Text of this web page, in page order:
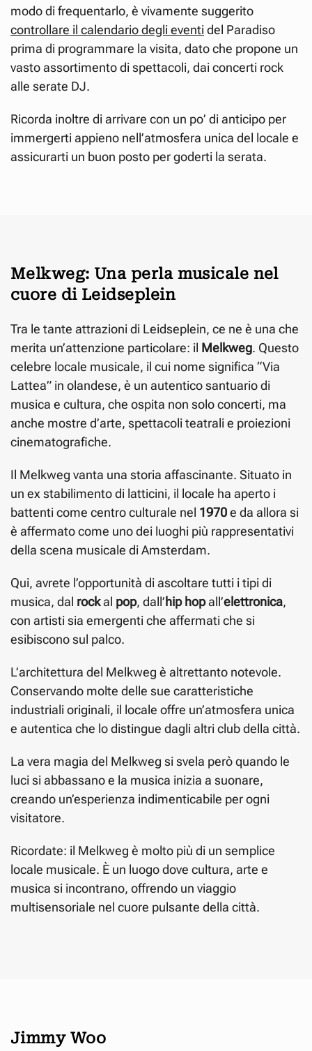
modo di frequentarlo, è vivamente suggerito
controllare il calendario degli eventi del Paradiso
prima di programmare la visita, dato che propone un
vasto assortimento di spettacoli, dai concerti rock
alle serate DJ.
Ricorda inoltre di arrivare con un po’ di anticipo per
immergerti appieno nell’atmosfera unica del locale e
assicurarti un buon posto per goderti la serata.
Melkweg: Una perla musicale nel
cuore di Leidseplein
Tra le tante attrazioni di Leidseplein, ce ne è una che
merita un’attenzione particolare: il Melkweg. Questo
celebre locale musicale, il cui nome significa “Via
Lattea” in olandese, è un autentico santuario di
musica e cultura, che ospita non solo concerti, ma
anche mostre d’arte, spettacoli teatrali e proiezioni
cinematografiche.
Il Melkweg vanta una storia affascinante. Situato in
un ex stabilimento di latticini, il locale ha aperto i
battenti come centro culturale nel 1970e da allora si
è affermato come uno dei luoghi più rappresentativi
della scena musicale di Amsterdam.
Qui, avrete l’opportunità di ascoltare tutti i tipi di
musica, dal rockal pop, dall’hip hopall’elettronica,
con artisti sia emergenti che affermati che si
esibiscono sul palco.
L’architettura del Melkweg è altrettanto notevole.
Conservando molte delle sue caratteristiche
industriali originali, il locale offre un’atmosfera unica
e autentica che lo distingue dagli altri club della città.
La vera magia del Melkweg si svela però quando le
luci si abbassano e la musica inizia a suonare,
creando un’esperienza indimenticabile per ogni
visitatore.
Ricordate: il Melkweg è molto più di un semplice
locale musicale. È un luogo dove cultura, arte e
musica si incontrano, offrendo un viaggio
multisensoriale nel cuore pulsante della città.
Jimmy Woo